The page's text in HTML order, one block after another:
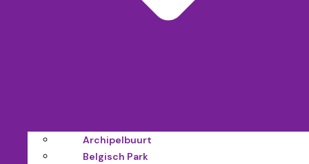
Archipelbuurt
Belgisch Park